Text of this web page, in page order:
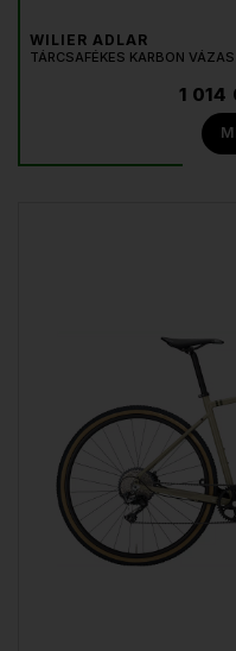
WILIER ADLAR
TÁRCSAFÉKES KARBON
1 014